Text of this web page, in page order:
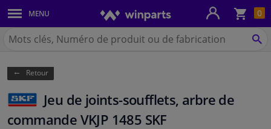
0
MENU
Carrosserie & tôles
Feux & ampoules
Freinage
Système d'échappement
Chercher
Winparts.be
Retour
Jeu de joints-soufflets, arbre de
commande VKJP 1485 SKF